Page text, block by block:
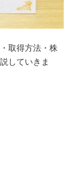
取得方法・株
していきま